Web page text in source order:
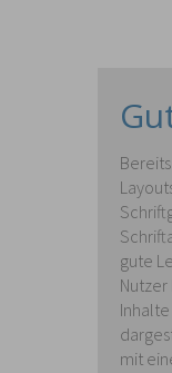
gute
mit